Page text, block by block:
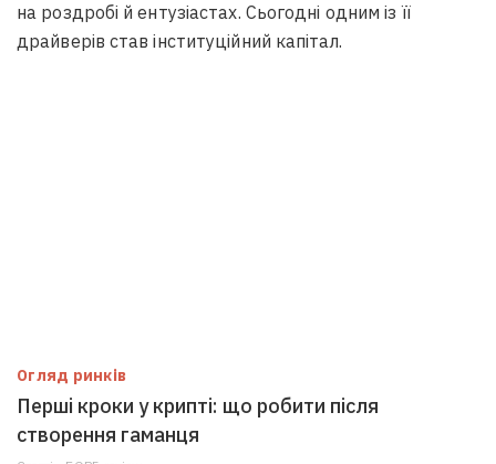
на роздробі й ентузіастах. Сьогодні одним із її
драйверів став інституційний капітал.
Огляд ринків
Перші кроки у крипті: що робити після
створення гаманця